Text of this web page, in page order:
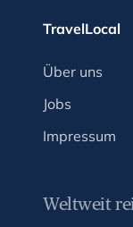
TravelLocal
Über uns
Jobs
Impressum
Weltweit